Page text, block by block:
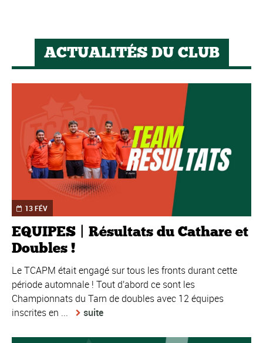
ACTUALITÉS DU CLUB
13 FÉV
EQUIPES | Résultats du Cathare et
Doubles !
Le TCAPM était engagé sur tous les fronts durant cette
période automnale ! Tout d'abord ce sont les
Championnats du Tarn de doubles avec 12 équipes
inscrites en ...
suite